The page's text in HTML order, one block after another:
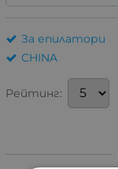
За епилатори
CHINA
Рейтинг: